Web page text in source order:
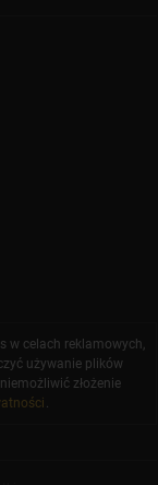
w celach reklamowych,
używanie plików
złożenie